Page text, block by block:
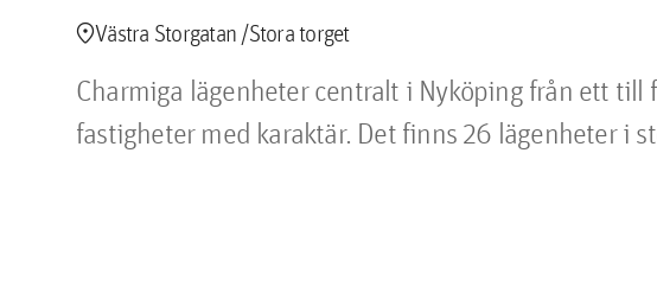
location_pinVästra Storgatan /Stora torget
Charmiga lägenheter centralt i Nyköping från ett till
fastigheter med karaktär. Det finns 26 lägenheter i